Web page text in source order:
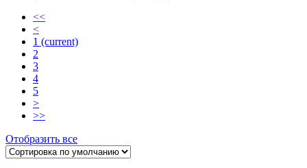
<<
<
1 (current)
2
3
4
5
>
>>
Отобразить все